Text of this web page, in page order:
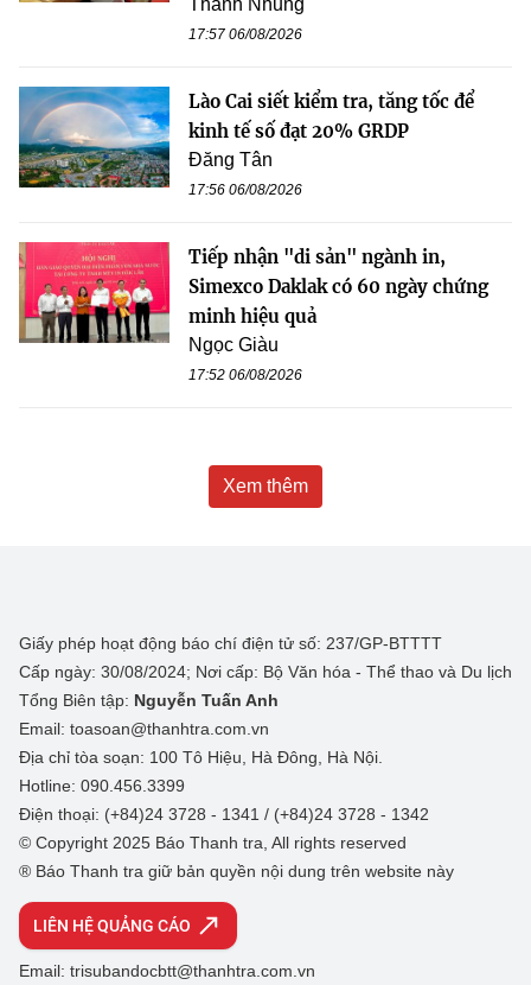
Thanh Nhung
17:57 06/08/2026
Lào Cai siết kiểm tra, tăng tốc để
kinh tế số đạt 20% GRDP
Đăng Tân
17:56 06/08/2026
Tiếp nhận "di sản" ngành in,
Simexco Daklak có 60 ngày chứng
minh hiệu quả
Ngọc Giàu
17:52 06/08/2026
Xem thêm
Giấy phép hoạt động báo chí điện tử số: 237/GP-BTTTT
Cấp ngày: 30/08/2024; Nơi cấp: Bộ Văn hóa - Thể thao và Du lịch
Tổng Biên tập: Nguyễn Tuấn Anh
Email: toasoan@thanhtra.com.vn
Địa chỉ tòa soạn: 100 Tô Hiệu, Hà Đông, Hà Nội.
Hotline: 090.456.3399
Điện thoại: (+84)24 3728 - 1341 / (+84)24 3728 - 1342
© Copyright 2025 Báo Thanh tra, All rights reserved
® Báo Thanh tra giữ bản quyền nội dung trên website này
LIÊN HỆ QUẢNG CÁO
Email: trisubandocbtt@thanhtra.com.vn